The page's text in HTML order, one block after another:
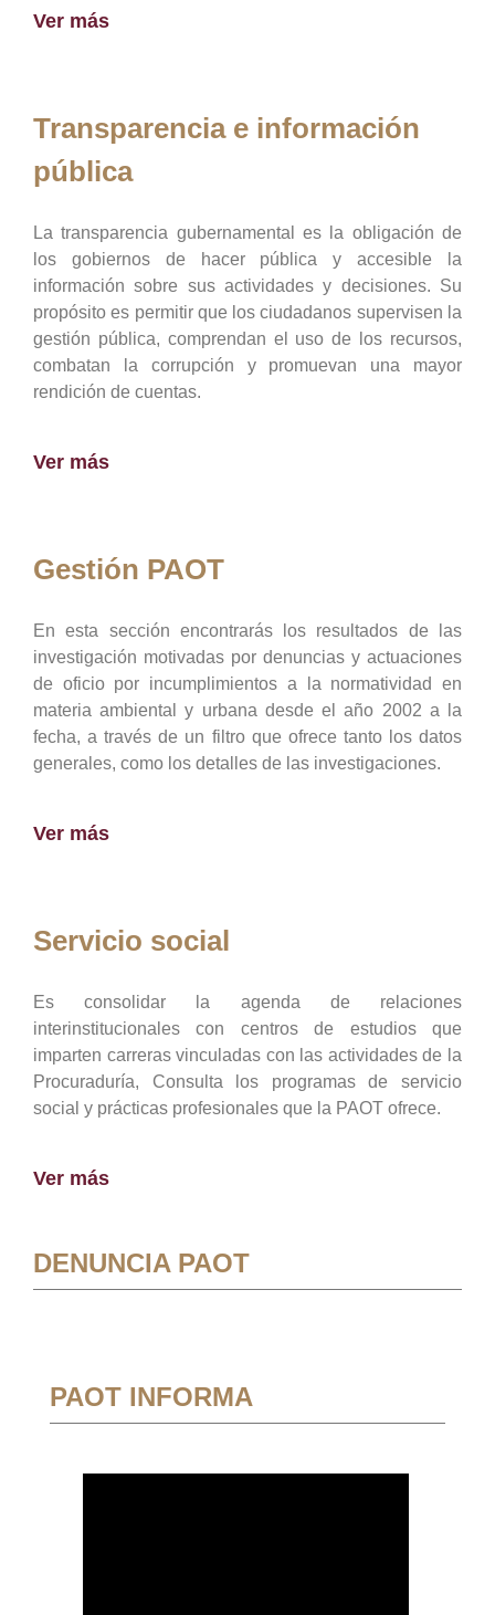
Ver más
Transparencia e información
pública
La transparencia gubernamental es la obligación de
los gobiernos de hacer pública y accesible la
información sobre sus actividades y decisiones. Su
propósito es permitir que los ciudadanos supervisen la
gestión pública, comprendan el uso de los recursos,
combatan la corrupción y promuevan una mayor
rendición de cuentas.
Ver más
Gestión PAOT
En esta sección encontrarás los resultados de las
investigación motivadas por denuncias y actuaciones
de oficio por incumplimientos a la normatividad en
materia ambiental y urbana desde el año 2002 a la
fecha, a través de un filtro que ofrece tanto los datos
generales, como los detalles de las investigaciones.
Ver más
Servicio social
Es consolidar la agenda de relaciones
interinstitucionales con centros de estudios que
imparten carreras vinculadas con las actividades de la
Procuraduría, Consulta los programas de servicio
social y prácticas profesionales que la PAOT ofrece.
Ver más
DENUNCIA PAOT
PAOT INFORMA